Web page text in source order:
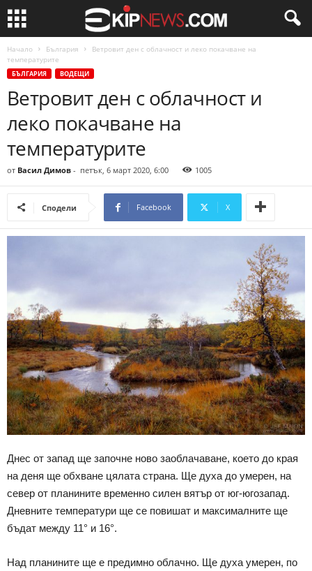
Начало България
Ветровит ден с облачност и леко покачване на
температурите
БЪЛГАРИЯ ВОДЕЩИ
Ветровит ден с облачност и
леко покачване на
температурите
от Васил Димов - петък, 6 март 2020, 6:00 1005
Сподели Facebook X
Днес от запад ще започне ново заоблачаване, което до края
на деня ще обхване цялата страна. Ще духа до умерен, на
север от планините временно силен вятър от юг-югозапад.
Дневните температури ще се повишат и максималните ще
бъдат между 11° и 16°.
Над планините ще е предимно облачно. Ще духа умерен, по